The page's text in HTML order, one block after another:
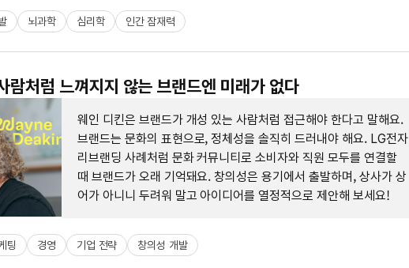
뇌과학 심리학 인간 잠재력
람처럼 느껴지지 않는 브랜드엔 미래가 없다
웨인 디킨은 브랜드가 개성 있는 사람처럼 접근해야 한다고 말해요.
브랜드는 문화의 표현으로, 정체성을 솔직히 드러내야 해요. LG전자
리브랜딩 사례처럼 문화 커뮤니티로 소비자와 직원 모두를 연결할
때 브랜드가 오래 기억돼요. 창의성은 용기에서 출발하며, 상사가 상
어가 아니니 두려워 말고 아이디어를 열정적으로 제안해 보세요!
팅 경영 기업 전략 창의성 개발